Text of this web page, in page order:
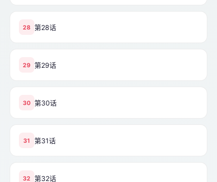
28 第28话
29 第29话
30 第30话
31 第31话
32 第32话